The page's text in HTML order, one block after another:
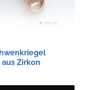
Zirkon